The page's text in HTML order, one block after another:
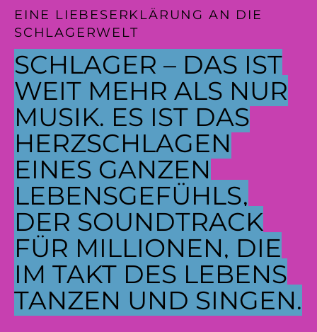
EINE LIEBESERKLÄRUNG AN DIE
SCHLAGERWELT
SCHLAGER – DAS IST
WEIT MEHR ALS NUR
MUSIK. ES IST DAS
HERZSCHLAGEN
EINES GANZEN
LEBENSGEFÜHLS,
DER SOUNDTRACK
FÜR MILLIONEN, DIE
IM TAKT DES LEBENS
TANZEN UND SINGEN.​